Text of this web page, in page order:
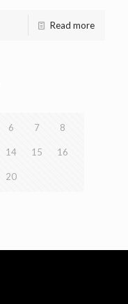
Read more
6 7 8
14 15 16
20